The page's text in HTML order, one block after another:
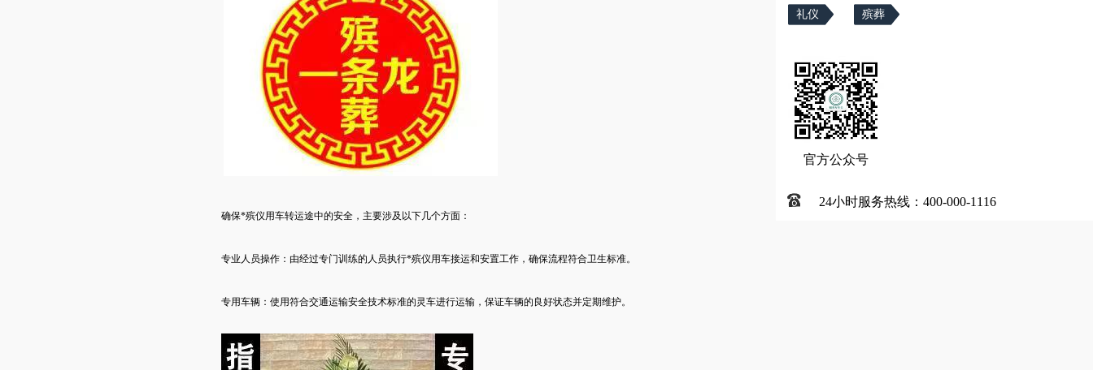
确保*殡仪用车转运途中的安全，主要涉及以下几个方面：
专业人员操作：由经过专门训练的人员执行*殡仪用车接运和安置工作，确保流程符合卫生标准。
专用车辆：使用符合交通运输安全技术标准的灵车进行运输，保证车辆的良好状态并定期维护。
礼仪 殡葬
官方公众号
24小时服务热线：400-000-1116